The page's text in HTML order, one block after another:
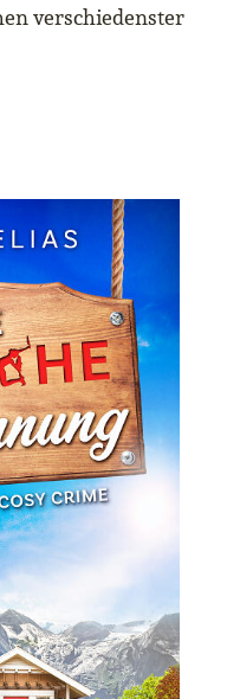
verschiedenster